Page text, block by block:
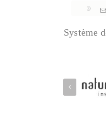
Système